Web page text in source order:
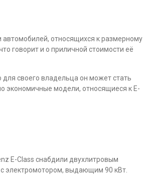
автомобилей, относящихся к размерному
говорит и о приличной стоимости её
своего владельца он может стать
экономичные модели, относящиеся к E-
E-Class снабдили двухлитровым
электромотором, выдающим 90 кВт.